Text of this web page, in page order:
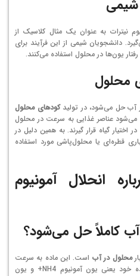
شیمی
نیترات به عنوان یک مثال کلاسیک از
دانشجویان شیمی از این فرآیند برای
یون‌ها در محلول استفاده می‌کنند.
محلول
آب حل می‌شود، در تولیدکودهای محلول
می‌شود عناصر غذایی به سرعت در محلول
گیاه قرار گیرند. به همین دلیل در
قطره‌ای یا محلول‌پاشی مورد استفاده
انحلال آمونیوم
آب کاملاً حل می‌شود؟
محلول در آب است. این ماده به سرعت
یعنی یون آمونیوم NH4+
و یون